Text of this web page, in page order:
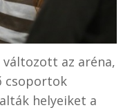
az aréna,
csoportok
helyeiket a